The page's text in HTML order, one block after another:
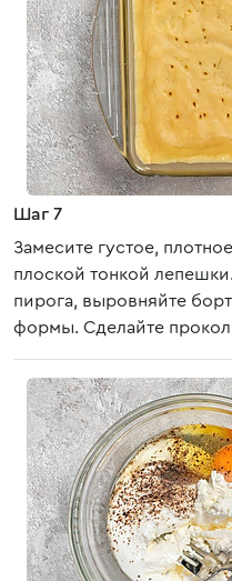
Шаг 7
Замесите густое,
плоской тонкой
пирога, выровняйте
формы. Сделайте